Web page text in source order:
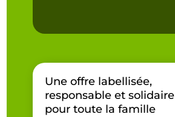
Une offre labellisée,
responsable et solidaire
pour toute la famille